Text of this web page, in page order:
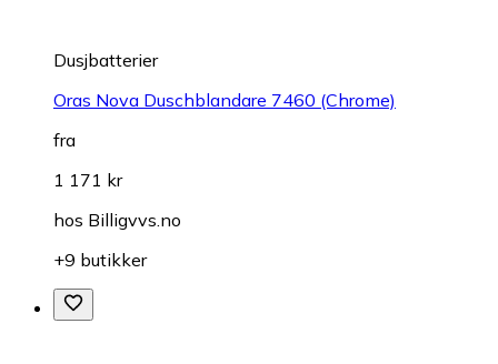
Dusjbatterier
Oras Nova Duschblandare 7460 (Chrome)
fra
1 171 kr
hos Billigvvs.no
+9 butikker